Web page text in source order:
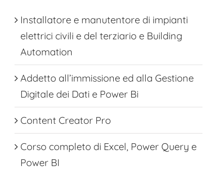
Installatore e manutentore di impianti
elettrici civili e del terziario e Building
Automation
Addetto all’immissione ed alla Gestione
Digitale dei Dati e Power Bi
Content Creator Pro
Corso completo di Excel, Power Query e
Power BI